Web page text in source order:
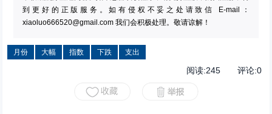
到更好的正版服务。如有侵权不妥之处请致信 E-mail：
xiaoluo666520@gmail.com 我们会积极处理。敬请谅解！
月份 大幅 指数 下跌 支出
阅读:245评论:0